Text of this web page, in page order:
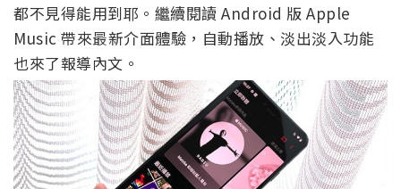
都不見得能用到耶。繼續閱讀 Android 版 Apple
Music 帶來最新介面體驗，自動播放、淡出淡入功能
也來了報導內文。